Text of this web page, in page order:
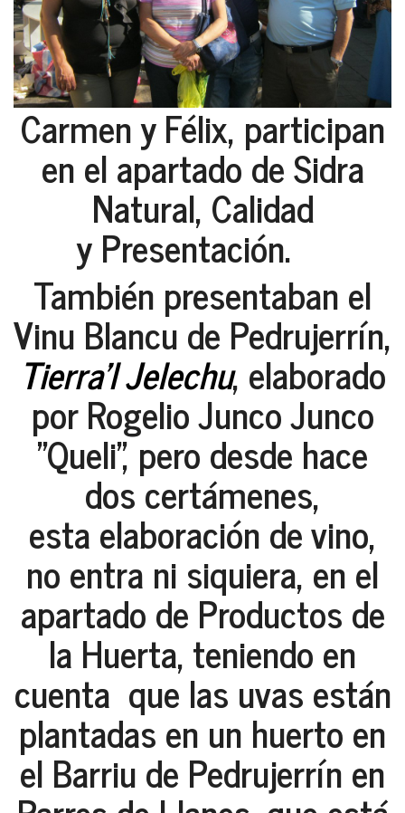
Carmen y Félix, participan
en el apartado de Sidra
Natural, Calidad
y Presentación.
También presentaban el
Vinu Blancu de Pedrujerrín,
Tierra'l Jelechu, elaborado
por Rogelio Junco Junco
"Queli", pero desde hace
dos certámenes,
esta elaboración de vino,
no entra ni siquiera, en el
apartado de Productos de
la Huerta, teniendo en
cuenta que las uvas están
plantadas en un huerto en
el Barriu de Pedrujerrín en